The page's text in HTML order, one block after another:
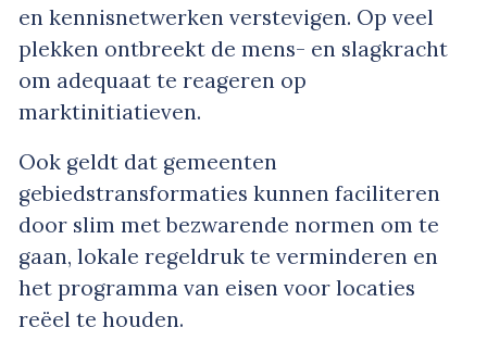
en kennisnetwerken verstevigen. Op veel
plekken ontbreekt de mens- en slagkracht
om adequaat te reageren op
marktinitiatieven.
Ook geldt dat gemeenten
gebiedstransformaties kunnen faciliteren
door slim met bezwarende normen om te
gaan, lokale regeldruk te verminderen en
het programma van eisen voor locaties
reëel te houden.